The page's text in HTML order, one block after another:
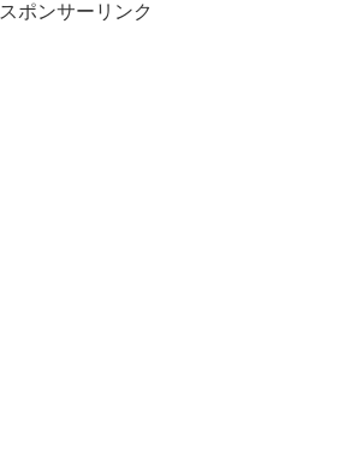
スポンサーリンク